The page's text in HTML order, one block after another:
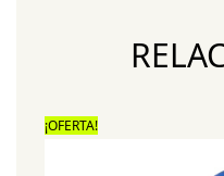
¡OFERTA!